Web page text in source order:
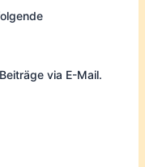
via E-Mail.